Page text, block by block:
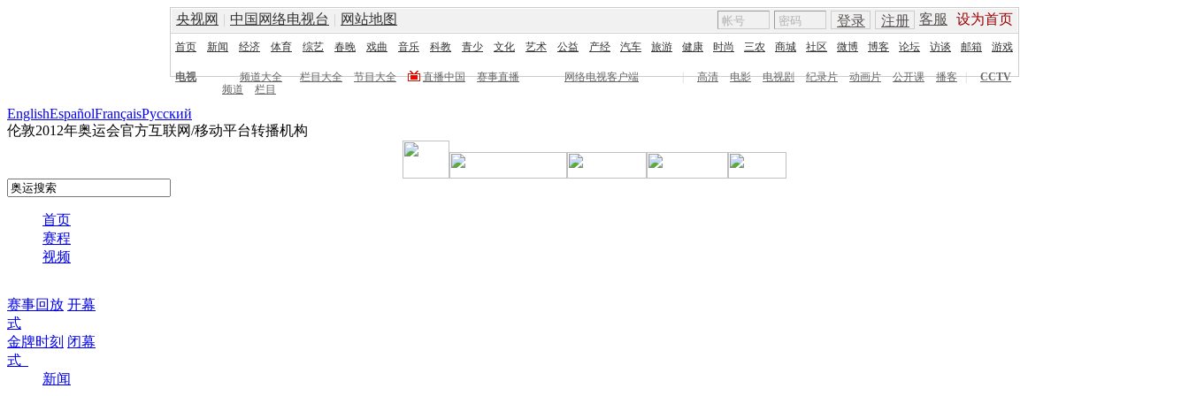
央视网 | 中国网络电视台 | 网站地图 客服 设为首页
登录 注册
首页 新闻 经济 体育 综艺 春晚 戏曲 音乐 科教 青少 文化 艺术 公益 产经 汽车 旅游 健康 时尚 三农 商城 社区 微博 博客 论坛 访谈 邮箱 游戏
电视 频道大全 栏目大全 节目大全 直播中国 赛事直播 网络电视客户端 | 高清 电影 电视剧 纪录片 动画片 公开课 播客 |
CCTV
频道
栏目
EnglishEspañolFrançaisPусский
伦敦2012年奥运会官方互联网/移动平台转播机构
首页
赛程
视频
赛事回放 开幕
式
金牌时刻 闭幕
式
新闻